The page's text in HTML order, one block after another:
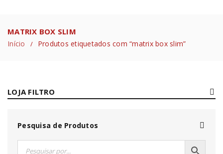
MATRIX BOX SLIM
Início / Produtos etiquetados com “matrix box slim”
LOJA FILTRO
Pesquisa de Produtos